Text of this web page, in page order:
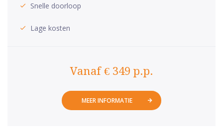
Snelle doorloop
Lage kosten
Vanaf € 349 p.p.
MEER INFORMATIE